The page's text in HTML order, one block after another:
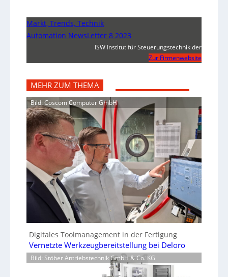
Markt, Trends, Technik
Automation NewsLetter 8 2023
ISW Institut für Steuerungstechnik der
Zur Firmenwebsite
MEHR ZUM THEMA
Bild: Coscom Computer GmbH
Digitales Toolmanagement in der Fertigung
Vernetzte Werkzeugbereitstellung bei Deloro
Bild: Stöber Antriebstechnik GmbH & Co. KG